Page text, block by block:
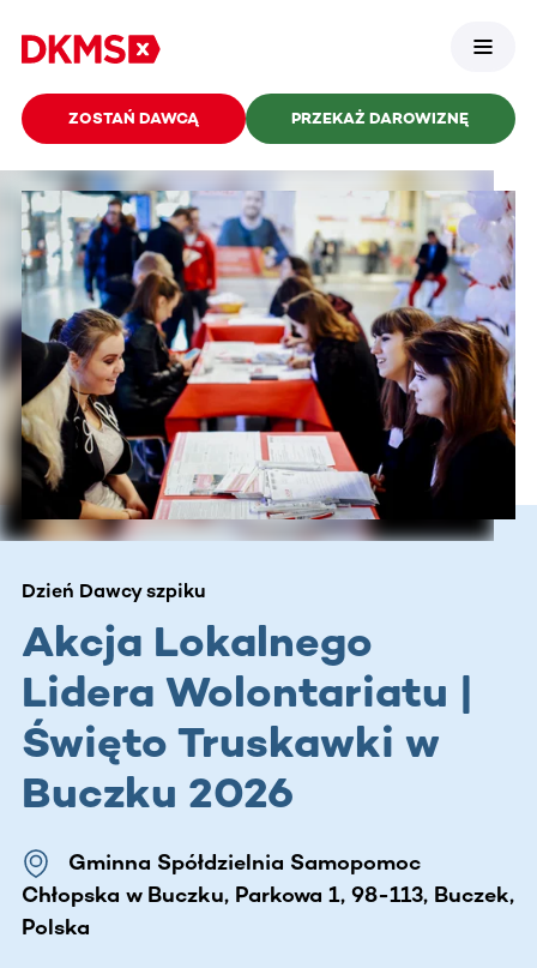
ZOSTAŃ DAWCĄ PRZEKAŻ DAROWIZNĘ
Dzień Dawcy szpiku
Akcja Lokalnego
Lidera Wolontariatu |
Święto Truskawki w
Buczku 2026
Gminna Spółdzielnia Samopomoc
Chłopska w Buczku, Parkowa 1, 98-113, Buczek,
Polska